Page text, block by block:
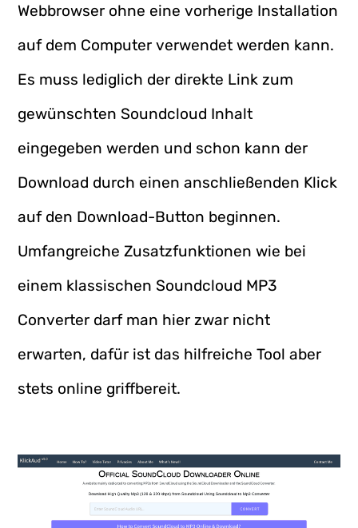
Webbrowser ohne eine vorherige Installation
auf dem Computer verwendet werden kann.
Es muss lediglich der direkte Link zum
gewünschten Soundcloud Inhalt
eingegeben werden und schon kann der
Download durch einen anschließenden Klick
auf den Download-Button beginnen.
Umfangreiche Zusatzfunktionen wie bei
einem klassischen Soundcloud MP3
Converter darf man hier zwar nicht
erwarten, dafür ist das hilfreiche Tool aber
stets online griffbereit.